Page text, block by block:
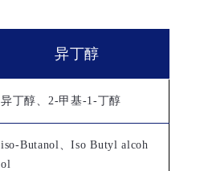
异丁醇
异丁醇、2-甲基-1-丁醇
iso-Butanol、Iso Butyl alcoh
ol